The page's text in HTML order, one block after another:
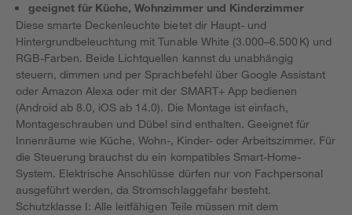
geeignet für Küche, Wohnzimmer und Kinderzimmer
Diese smarte Deckenleuchte bietet dir Haupt- und
Hintergrundbeleuchtung mit Tunable White (3.000–6.500 K) und
RGB-Farben. Beide Lichtquellen kannst du unabhängig
steuern, dimmen und per Sprachbefehl über Google Assistant
oder Amazon Alexa oder mit der SMART+ App bedienen
(Android ab 8.0, iOS ab 14.0). Die Montage ist einfach,
Montageschrauben und Dübel sind enthalten. Geeignet für
Innenräume wie Küche, Wohn-, Kinder- oder Arbeitszimmer. Für
die Steuerung brauchst du ein kompatibles Smart-Home-
System. Elektrische Anschlüsse dürfen nur von Fachpersonal
ausgeführt werden, da Stromschlaggefahr besteht.
Schutzklasse I: Alle leitfähigen Teile müssen mit dem